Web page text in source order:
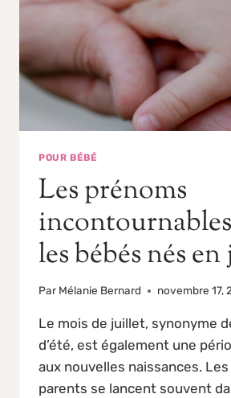
POUR BÉBÉ
Les prénoms
les bébés nés
Par Mélanie Bernard novembre 17,
Le mois de juillet, synonyme
d’été, est également une
aux nouvelles naissances.
parents se lancent souvent